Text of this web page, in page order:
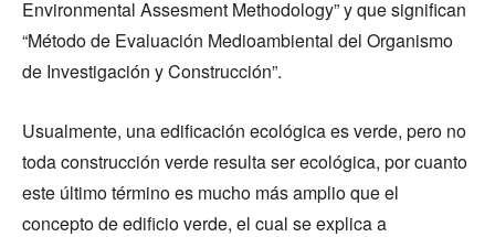
Environmental Assesment Methodology” y que significan
“Método de Evaluación Medioambiental del Organismo
de Investigación y Construcción”.
Usualmente, una edificación ecológica es verde, pero no
toda construcción verde resulta ser ecológica, por cuanto
este último término es mucho más amplio que el
concepto de edificio verde, el cual se explica a